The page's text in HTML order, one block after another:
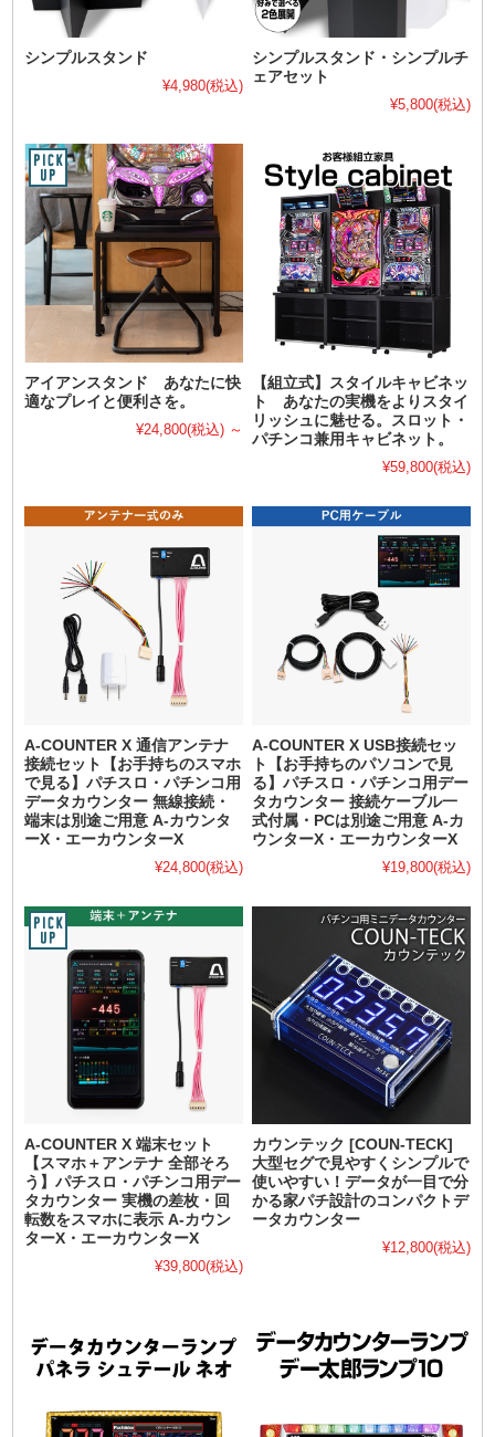
シンプルスタンド
¥4,980(税込)
シンプルスタンド・シンプルチ
ェアセット
¥5,800(税込)
アイアンスタンド あなたに快
適なプレイと便利さを。
¥24,800(税込) ～
【組立式】スタイルキャビネッ
ト あなたの実機をよりスタイ
リッシュに魅せる。スロット・
パチンコ兼用キャビネット。
¥59,800(税込)
A-COUNTER X 通信アンテナ
接続セット【お手持ちのスマホ
で見る】パチスロ・パチンコ用
データカウンター 無線接続・
端末は別途ご用意 A-カウンタ
ーX・エーカウンターX
¥24,800(税込)
A-COUNTER X USB接続セッ
ト【お手持ちのパソコンで見
る】パチスロ・パチンコ用デー
タカウンター 接続ケーブル一
式付属・PCは別途ご用意 A-カ
ウンターX・エーカウンターX
¥19,800(税込)
A-COUNTER X 端末セット
【スマホ＋アンテナ 全部そろ
う】パチスロ・パチンコ用デー
タカウンター 実機の差枚・回
転数をスマホに表示 A-カウン
ターX・エーカウンターX
¥39,800(税込)
カウンテック [COUN-TECK]
大型セグで見やすくシンプルで
使いやすい！データが一目で分
かる家パチ設計のコンパクトデ
ータカウンター
¥12,800(税込)